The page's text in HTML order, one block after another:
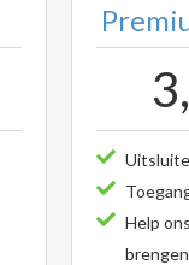
Help
brengen